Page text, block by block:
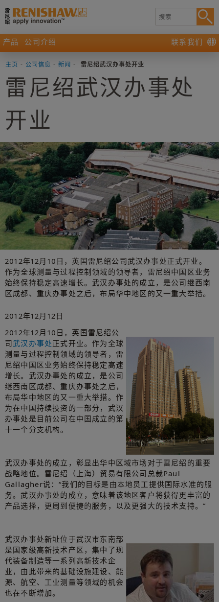
产品 公司介绍 联系我们
主页 - 公司信息 - 新闻 - 雷尼绍武汉办事处开业
雷尼绍武汉办事处
开业
2012年12月10日，英国雷尼绍公司武汉办事处正式开业。
作为全球测量与过程控制领域的领导者，雷尼绍中国区业务
始终保持稳定高速增长。武汉办事处的成立，是公司继西南
区成都、重庆办事处之后，布局华中地区的又一重大举措。
2012年12月12日
2012年12月10日，英国雷尼绍公
司武汉办事处正式开业。作为全球
测量与过程控制领域的领导者，雷
尼绍中国区业务始终保持稳定高速
增长。武汉办事处的成立，是公司
继西南区成都、重庆办事处之后，
布局华中地区的又一重大举措。作
为在中国持续投资的一部分，武汉
办事处是目前公司在中国成立的第
十一个分支机构。
武汉办事处的成立，彰显出华中区域市场对于雷尼绍的重要
战略地位。雷尼绍（上海）贸易有限公司总裁Paul
Gallagher说：“我们的目标是由本地员工提供国际水准的服
务。武汉办事处的成立，意味着该地区客户将获得更丰富的
产品选择，更周到便捷的服务，以及更强大的技术支持。”
武汉办事处新址位于武汉市东南部
是国家级高新技术产区，集中了现
代装备制造等一系列高新技术企
业，由此带来的基础设施建设、能
源、航空、工业测量等领域的机会
也在不断增加。